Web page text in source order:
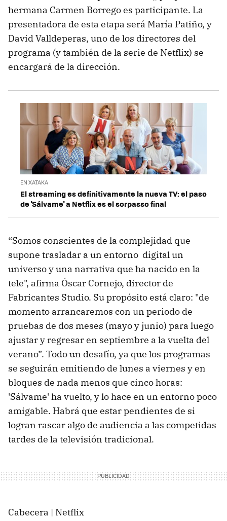
hermana Carmen Borrego es participante. La
presentadora de esta etapa será María Patiño, y
David Valldeperas, uno de los directores del
programa (y también de la serie de Netflix) se
encargará de la dirección.
EN XATAKA
El streaming es definitivamente la nueva TV: el paso
de 'Sálvame' a Netflix es el sorpasso final
“Somos conscientes de la complejidad que
supone trasladar a un entorno digital un
universo y una narrativa que ha nacido en la
tele", afirma Óscar Cornejo, director de
Fabricantes Studio. Su propósito está claro: "de
momento arrancaremos con un periodo de
pruebas de dos meses (mayo y junio) para luego
ajustar y regresar en septiembre a la vuelta del
verano”. Todo un desafío, ya que los programas
se seguirán emitiendo de lunes a viernes y en
bloques de nada menos que cinco horas:
'Sálvame' ha vuelto, y lo hace en un entorno poco
amigable. Habrá que estar pendientes de si
logran rascar algo de audiencia a las competidas
tardes de la televisión tradicional.
Cabecera | Netflix